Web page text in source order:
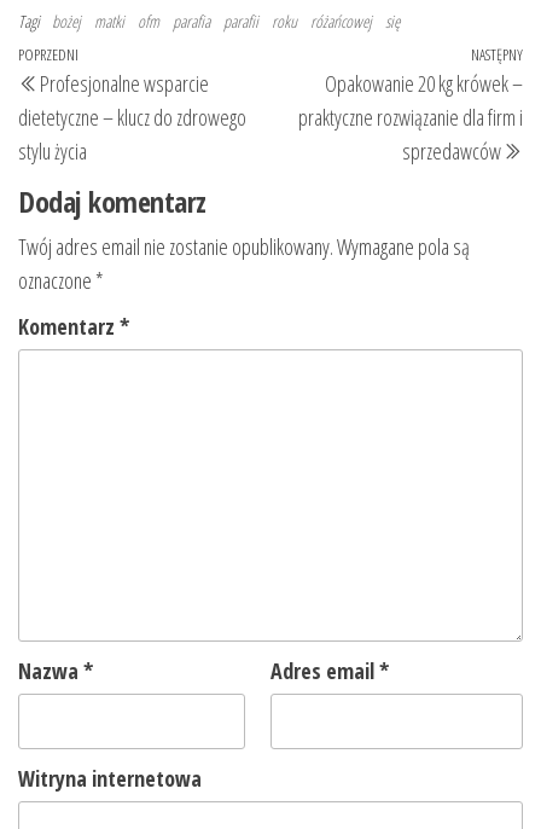
Tagi bożej matki ofm parafia parafii roku różańcowej się
Nawigacja
wpisu
Poprzedni
wpis
POPRZEDNI
Profesjonalne wsparcie
dietetyczne – klucz do zdrowego
stylu życia
NASTĘPNY
Opakowanie 20 kg krówek –
praktyczne rozwiązanie dla firm i
sprzedawców
Dodaj komentarz
Twój adres email nie zostanie opublikowany.Wymagane pola są
oznaczone *
Komentarz *
Nazwa * Adres email*
Witryna internetowa